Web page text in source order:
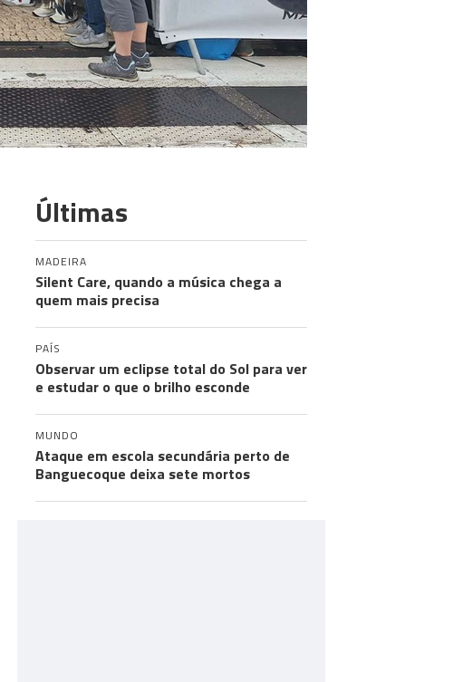
Últimas
MADEIRA
Silent Care, quando a música chega a
quem mais precisa
PAÍS
Observar um eclipse total do Sol para ver
e estudar o que o brilho esconde
MUNDO
Ataque em escola secundária perto de
Banguecoque deixa sete mortos